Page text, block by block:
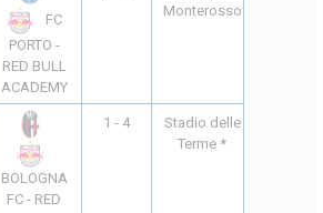
FC
PORTO -
RED BULL
ACADEMY
Monterosso
BOLOGNA
FC - RED
1 - 4
Stadio delle
Terme *